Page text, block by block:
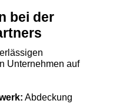
bei der
Unternehmen auf
Abdeckung